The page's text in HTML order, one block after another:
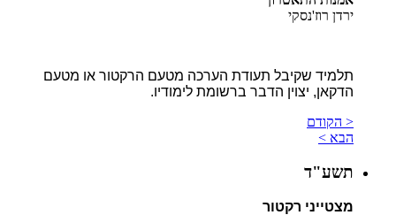
ירדן רוז'נסקי
תלמיד שקיבל תעודת הערכה מטעם הרקטור או מטעם
הדקאן, יצוין הדבר ברשומת לימודיו.
< הקודם
הבא >
תשע"ד
מצטייני רקטור